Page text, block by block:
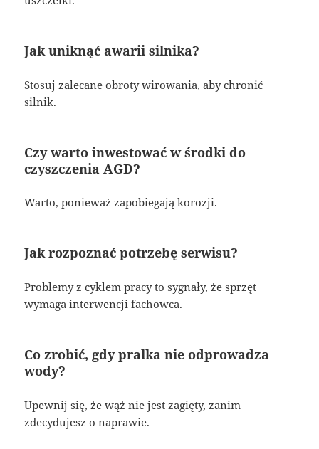
Jak uniknąć awarii silnika?
Stosuj zalecane obroty wirowania, aby chronić
silnik.
Czy warto inwestować w środki do
czyszczenia AGD?
Warto, ponieważ zapobiegają korozji.
Jak rozpoznać potrzebę serwisu?
Problemy z cyklem pracy to sygnały, że sprzęt
wymaga interwencji fachowca.
Co zrobić, gdy pralka nie odprowadza
wody?
Upewnij się, że wąż nie jest zagięty, zanim
zdecydujesz o naprawie.